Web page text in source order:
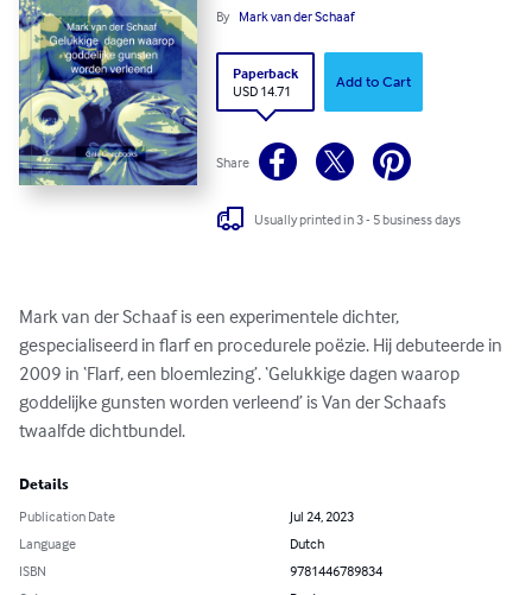
By Mark van der Schaaf
Paperback
USD 14.71
Add to Cart
Share
Usually printed in 3 - 5 business days
Mark van der Schaaf is een experimentele dichter,
gespecialiseerd in flarf en procedurele poëzie. Hij debuteerde in
2009 in ‘Flarf, een bloemlezing’. ‘Gelukkige dagen waarop
goddelijke gunsten worden verleend’ is Van der Schaafs
twaalfde dichtbundel.
Details
Publication Date
Jul 24, 2023
Language
Dutch
ISBN
9781446789834